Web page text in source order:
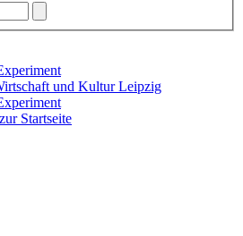
und Kultur Leipzig